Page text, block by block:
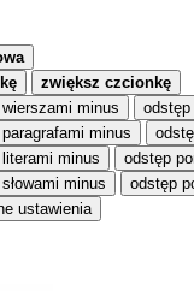
zwiększ czcionkę
minus
minus
minus
odstęp
minus
odstęp
ustawienia